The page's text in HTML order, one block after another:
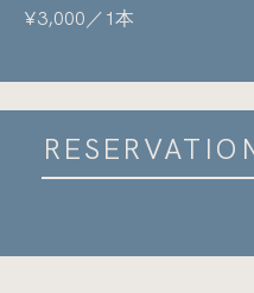
¥3,000／1本